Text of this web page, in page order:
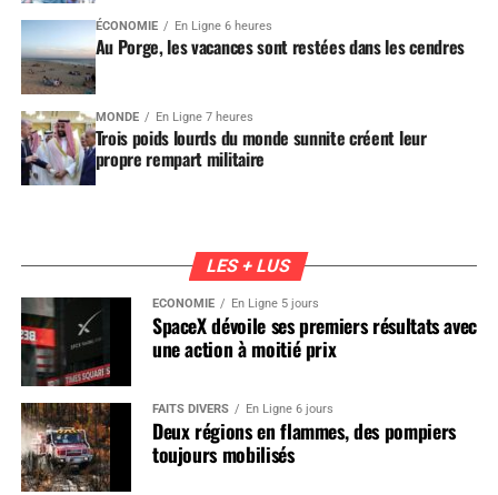
ÉCONOMIE En Ligne 6 heures
Au Porge, les vacances sont restées dans les cendres
MONDE En Ligne 7 heures
Trois poids lourds du monde sunnite créent leur
propre rempart militaire
LES + LUS
ÉCONOMIE En Ligne 5 jours
SpaceX dévoile ses premiers résultats avec
une action à moitié prix
FAITS DIVERS En Ligne 6 jours
Deux régions en flammes, des pompiers
toujours mobilisés